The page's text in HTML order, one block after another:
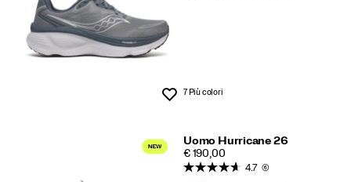
Lista dei desideri
7 Più colori
Uomo Hurricane 26
PRICE
€ 190,00
4.7 (6)